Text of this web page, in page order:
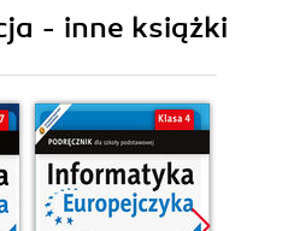
kształcenia i
ucznia (33)
osiągnięć ucznia
- inne książki